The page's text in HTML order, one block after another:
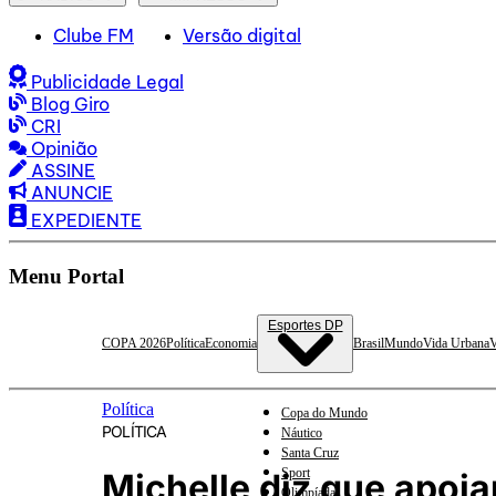
Clube FM Versão digital
Publicidade Legal
Blog Giro
CRI
Opinião
ASSINE
ANUNCIE
EXPEDIENTE
Menu Portal
COPA 2026PolíticaEconomia
Esportes DP
Copa do Mundo
Náutico
Santa Cruz
Sport
Olimpíadas
BrasilMundoVida Urbana
Política
POLÍTICA